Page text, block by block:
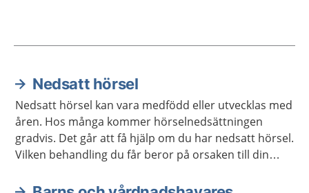
Aktuella artiklar
Nedsatt hörsel
Nedsatt hörsel kan vara medfödd eller utvecklas med
åren. Hos många kommer hörselnedsättningen
gradvis. Det går att få hjälp om du har nedsatt hörsel.
Vilken behandling du får beror på orsaken till din